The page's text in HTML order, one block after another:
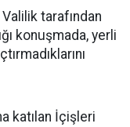
tarafından
konuşmada, yerli
katılan İçişleri